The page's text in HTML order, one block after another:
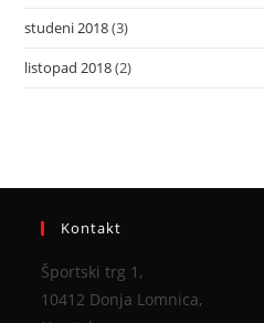
studeni 2018(3)
listopad 2018(2)
Kontakt
Športski trg 1,
10412 Donja Lomnica,